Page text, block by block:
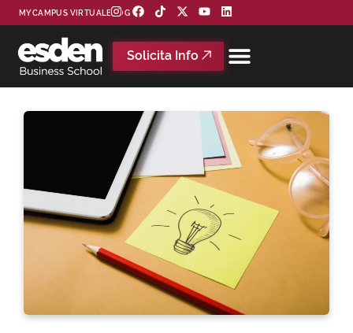
MYCAMPUS VIRTUAL BLOG
Solicita Info